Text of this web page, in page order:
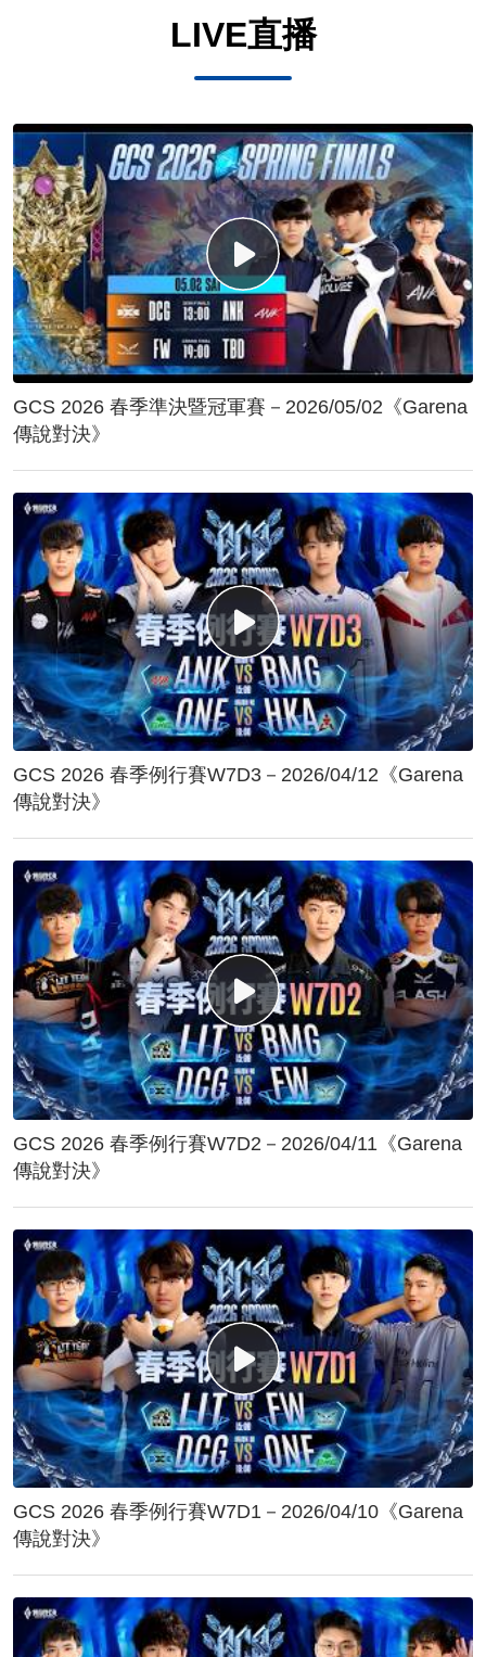
LIVE直播
GCS 2026 春季準決暨冠軍賽－2026/05/02《Garena
傳說對決》
GCS 2026 春季例行賽W7D3－2026/04/12《Garena
傳說對決》
GCS 2026 春季例行賽W7D2－2026/04/11《Garena
傳說對決》
GCS 2026 春季例行賽W7D1－2026/04/10《Garena
傳說對決》